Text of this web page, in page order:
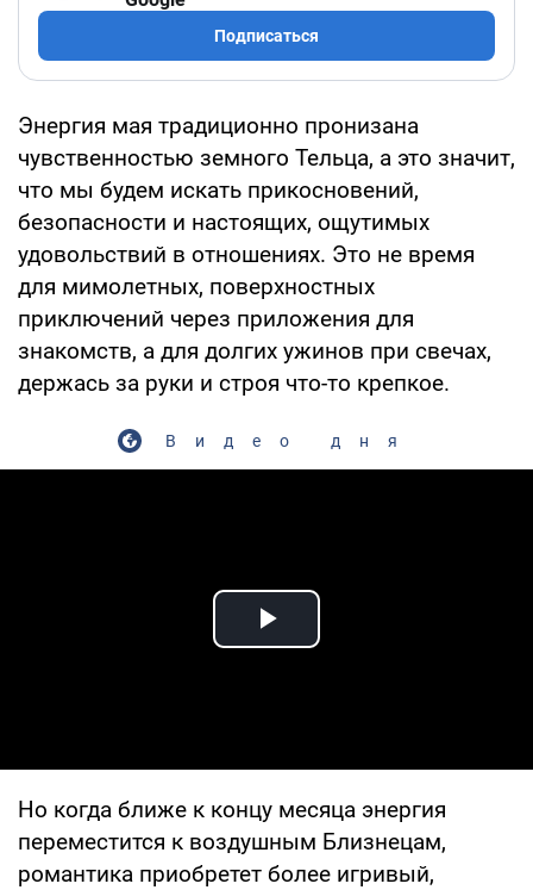
Подписаться
Энергия мая традиционно пронизана
чувственностью земного Тельца, а это значит,
что мы будем искать прикосновений,
безопасности и настоящих, ощутимых
удовольствий в отношениях. Это не время
для мимолетных, поверхностных
приключений через приложения для
знакомств, а для долгих ужинов при свечах,
держась за руки и строя что-то крепкое.
Видео дня
Play Video
Но когда ближе к концу месяца энергия
переместится к воздушным Близнецам,
романтика приобретет более игривый,